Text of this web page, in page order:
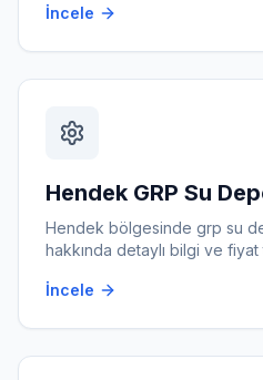
İncele
Hendek GRP Su
Hendek bölgesinde grp su
hakkında detaylı bilgi ve fiyat
İncele